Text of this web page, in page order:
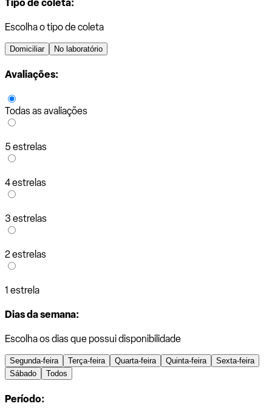
Tipo de coleta:
Escolha o tipo de coleta
Domiciliar No laboratório
Avaliações:
Todas as avaliações
5 estrelas
4 estrelas
3 estrelas
2 estrelas
1 estrela
Dias da semana:
Escolha os dias que possui disponibilidade
Segunda-feira Terça-feira Quarta-feira Quinta-feira
Sexta-feira
Sábado
Todos
Período: